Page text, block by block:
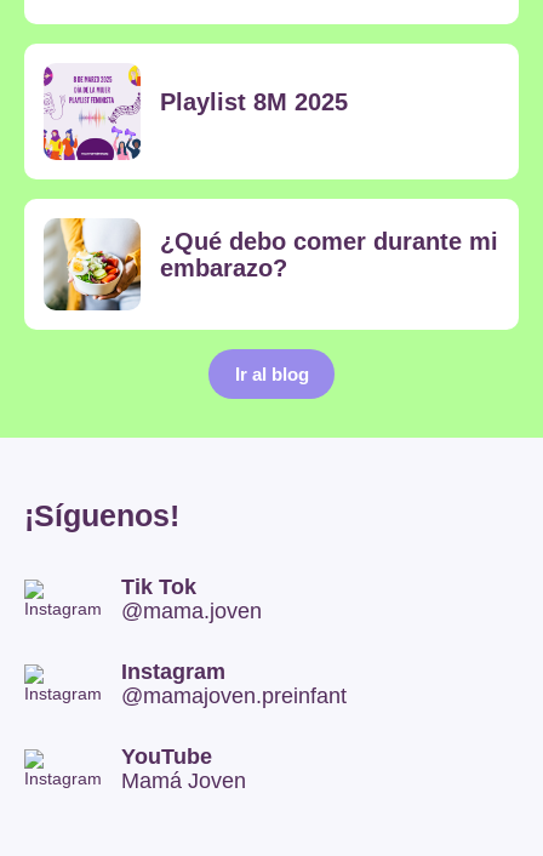
Playlist 8M 2025
¿Qué debo comer durante mi
embarazo?
Ir al blog
¡Síguenos!
Tik Tok
@mama.joven
Instagram
@mamajoven.preinfant
YouTube
Mamá Joven